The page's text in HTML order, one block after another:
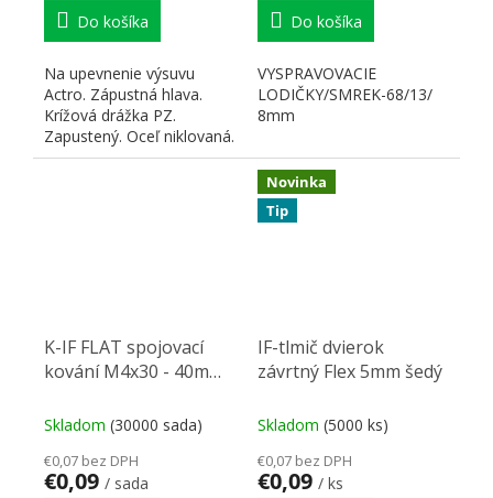
Do košíka
Na upevnenie výsuvu
Actro. Zápustná hlava.
Krížová drážka PZ.
Zapustený. Oceľ niklovaná.
Do košíka
VYSPRAVOVACIE
LODIČKY/SMREK-68/13/
8mm
K-IF FLAT spojovací
kování M4x30 - 40mm
Skladom (30000 sada)
€0,07 bez DPH
€0,09 / sada
Novinka
Tip
IF-tlmič dvierok
závrtný Flex 5mm šedý
Skladom (5000 ks)
€0,07 bez DPH
€0,09 / ks